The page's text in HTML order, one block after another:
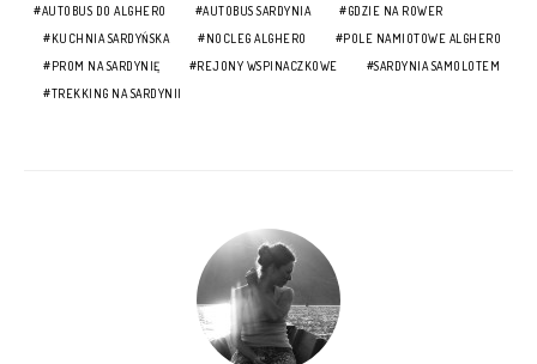
AUTOBUS DO ALGHERO AUTOBUS SARDYNIA
GDZIE NA ROWER
KUCHNIA SARDYŃSKA
NOCLEG ALGHERO
POLE NAMIOTOWE ALGHERO
PROM NA SARDYNIĘ
REJONY WSPINACZKOWE
SARDYNIA SAMOLOTEM
TREKKING NA SARDYNII